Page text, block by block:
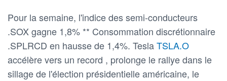
Pour la semaine, l'indice des semi-conducteurs
.SOX gagne 1,8% ** Consommation discrétionnaire
.SPLRCD en hausse de 1,4%. TeslaTSLA.O
accélère vers un record , prolonge le rallye dans le
sillage de l'élection présidentielle américaine, le